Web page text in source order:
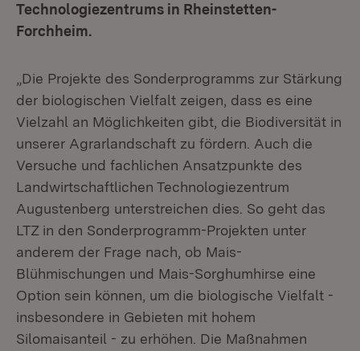
Technologiezentrums in Rheinstetten-
Forchheim.
„Die Projekte des Sonderprogramms zur Stärkung
der biologischen Vielfalt zeigen, dass es eine
Vielzahl an Möglichkeiten gibt, die Biodiversität in
unserer Agrarlandschaft zu fördern. Auch die
Versuche und fachlichen Ansatzpunkte des
Landwirtschaftlichen Technologiezentrum
Augustenberg unterstreichen dies. So geht das
LTZ in den Sonderprogramm-Projekten unter
anderem der Frage nach, ob Mais-
Blühmischungen und Mais-Sorghumhirse eine
Option sein können, um die biologische Vielfalt -
insbesondere in Gebieten mit hohem
Silomaisanteil - zu erhöhen. Die Maßnahmen